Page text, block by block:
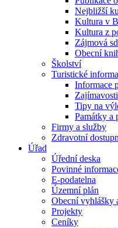
Nejbližší
Kultura v
Kultura z
Zájmová
Obecní
Školství
Turistické
Informace
Zajímavosti
Tipy na
Památky a
Firmy a služby
Zdravotní
Úřad
Úřední deska
Povinné
E-podatelna
Územní plán
Obecní vyhlášky
Projekty
Ceníky